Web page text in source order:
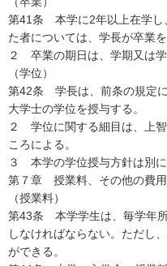
第41条 本学に2年以上在学し
た者については、学長が卒業を
２ 卒業の期日は、学期又は学
（学位）
第42条 学長は、前条の規定
大学士の学位を授与する。
２ 学位に関する細目は、上
ころによる。
３ 本学の学位授与方針は別に
第７章 授業料、その他の費用
（授業料）
第43条 本学学生は、毎学年
しなければならない。ただし
ができる。